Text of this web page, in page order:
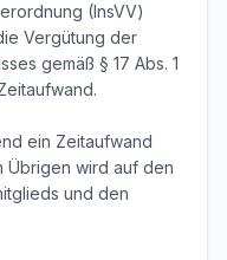
(InsVV)
Vergütung der
gemäß § 17 Abs. 1
ein Zeitaufwand
Übrigen wird auf den
und den